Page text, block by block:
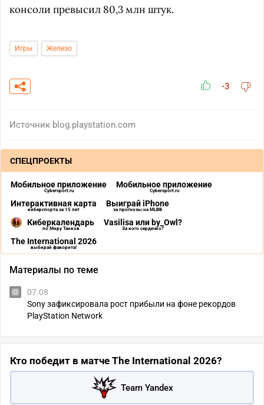
консоли превысил 80,3 млн штук.
Игры Железо
-3
Источник blog.playstation.com
СПЕЦПРОЕКТЫ
Мобильное приложение
Cybersport.ru
Мобильное приложение
Cybersport.ru
Интерактивная карта
киберспорта за 15 лет
Выиграй iPhone
за прогнозы на MLBB
Киберкалендарь
по Миру Танков
Vasilisa или by_Owl?
За кого сердечко?
The International 2026
выбирай фаворита!
Материалы по теме
07.08
Sony зафиксировала рост прибыли на фоне рекордов
PlayStation Network
Кто победит в матче The International 2026?
Team Yandex